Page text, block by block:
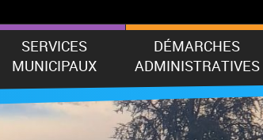
SERVICES
MUNICIPAUX
DÉMARCHES
ADMINISTRATIVES